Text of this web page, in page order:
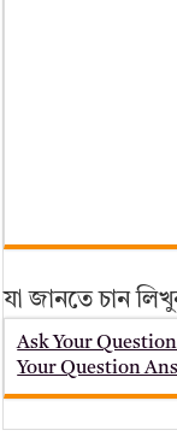
যা জানতে চান
Ask Your Question
Your Question